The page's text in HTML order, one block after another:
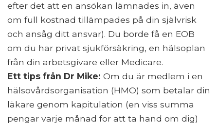
efter det att en ansökan lämnades in, även
om full kostnad tillämpades på din självrisk
och ansåg ditt ansvar). Du borde få en EOB
om du har privat sjukförsäkring, en hälsoplan
från din arbetsgivare eller Medicare.
Ett tips från Dr Mike: Om du är medlem i en
hälsovårdsorganisation (HMO) som betalar din
läkare genom kapitulation (en viss summa
pengar varje månad för att ta hand om dig)